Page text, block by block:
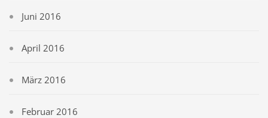
Juni 2016
April 2016
März 2016
Februar 2016